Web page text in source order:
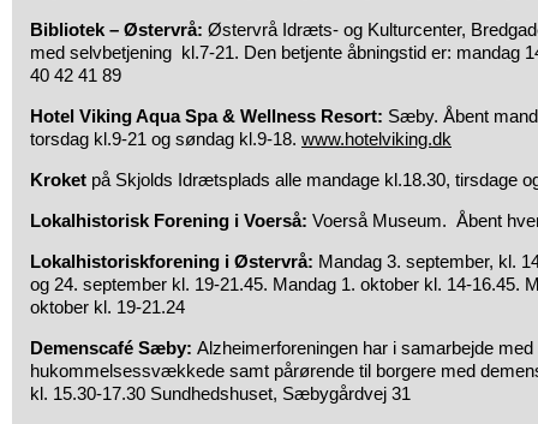
Bibliotek – Østervrå: Østervrå Idræts- og Kulturcenter,
med selvbetjening kl.7-21. Den betjente åbningstid er: mandag
40 42 41 89
Hotel Viking Aqua Spa & Wellness Resort: Sæby. Åbent
torsdag kl.9-21 og søndag kl.9-18. www.hotelviking.dk
Kroket på Skjolds Idrætsplads alle mandage kl.18.30, tirsdage
Lokalhistorisk Forening i Voerså: Voerså Museum. Åbent
Lokalhistoriskforening i Østervrå: Mandag 3. september, kl.
og 24. september kl. 19-21.45. Mandag 1. oktober kl. 14-16.45.
oktober kl. 19-21.24
Demenscafé Sæby: Alzheimerforeningen har i samarbejde
hukommelsessvækkede samt pårørende til borgere med
kl. 15.30-17.30 Sundhedshuset, Sæbygårdvej 31